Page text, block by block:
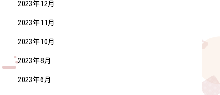
2023年12月
2023年11月
2023年10月
2023年8月
2023年6月